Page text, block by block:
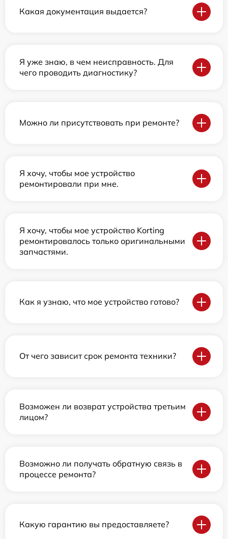
Какая документация выдается?
Я уже знаю, в чем неисправность. Для
чего проводить диагностику?
Можно ли присутствовать при ремонте?
Я хочу, чтобы мое устройство
ремонтировали при мне.
Я хочу, чтобы мое устройство Korting
ремонтировалось только оригинальными
запчастями.
Как я узнаю, что мое устройство готово?
От чего зависит срок ремонта техники?
Возможен ли возврат устройства третьим
лицом?
Возможно ли получать обратную связь в
процессе ремонта?
Какую гарантию вы предоставляете?